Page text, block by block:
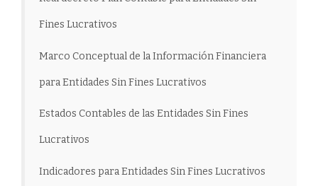
Fines Lucrativos
Marco Conceptual de la Información Financiera
para Entidades Sin Fines Lucrativos
Estados Contables de las Entidades Sin Fines
Lucrativos
Indicadores para Entidades Sin Fines Lucrativos